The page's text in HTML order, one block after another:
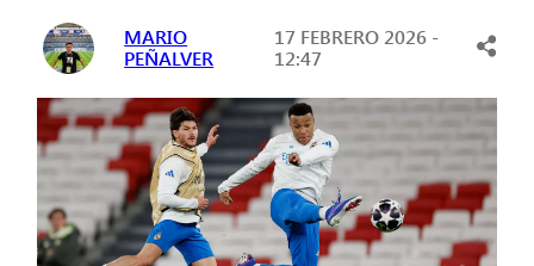
MARIO
PEÑALVER
17 FEBRERO 2026 -
12:47